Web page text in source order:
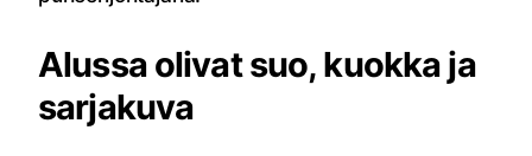
Alussa olivat suo, kuokka ja
sarjakuva